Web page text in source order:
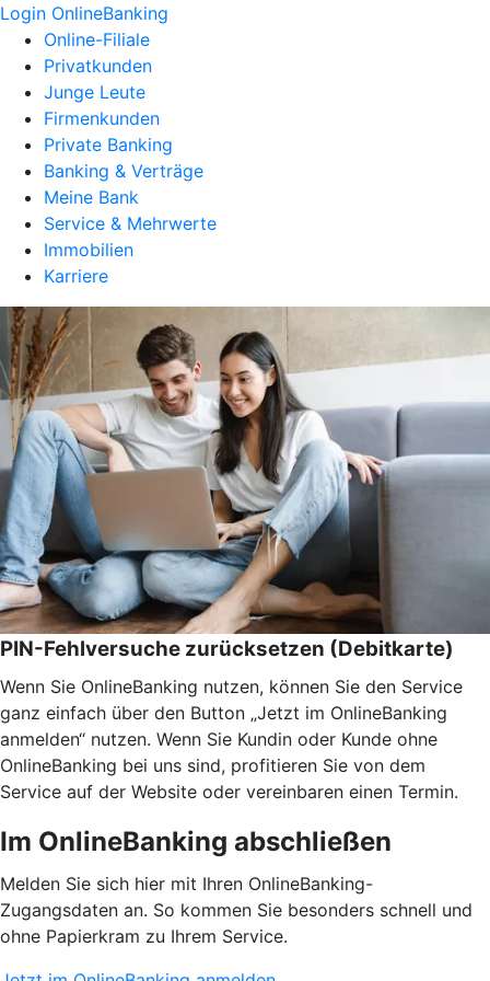
Login OnlineBanking
Online-Filiale
Privatkunden
Junge Leute
Firmenkunden
Private Banking
Banking & Verträge
Meine Bank
Service & Mehrwerte
Immobilien
Karriere
PIN-Fehlversuche zurücksetzen (Debitkarte)
Wenn Sie OnlineBanking nutzen, können Sie den Service
ganz einfach über den Button „Jetzt im OnlineBanking
anmelden“ nutzen. Wenn Sie Kundin oder Kunde ohne
OnlineBanking bei uns sind, profitieren Sie von dem
Service auf der Website oder vereinbaren einen Termin.
Im OnlineBanking abschließen
Melden Sie sich hier mit Ihren OnlineBanking-
Zugangsdaten an. So kommen Sie besonders schnell und
ohne Papierkram zu Ihrem Service.